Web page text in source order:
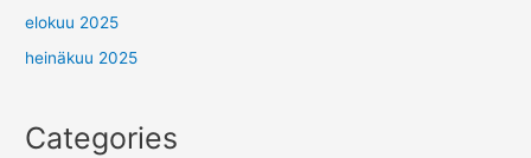
elokuu 2025
heinäkuu 2025
Categories